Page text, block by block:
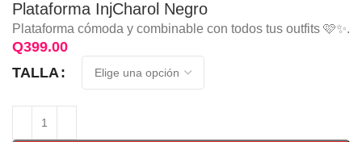
Plataforma InjCharol Negro
Plataforma cómoda y combinable con todos tus outfits 🩷✨.
Q
TALLA